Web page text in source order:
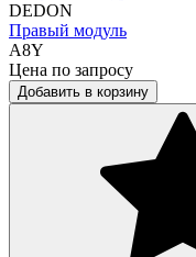
DEDON
Правый модуль
A8Y
Цена по запросу
Добавить в корзину